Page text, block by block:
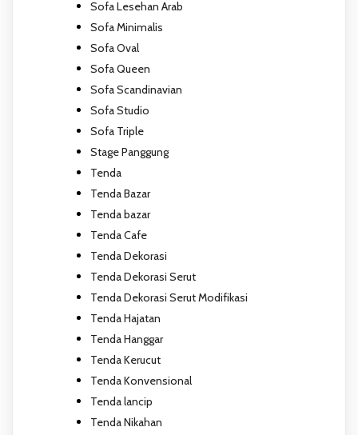
Sofa Lesehan Arab
Sofa Minimalis
Sofa Oval
Sofa Queen
Sofa Scandinavian
Sofa Studio
Sofa Triple
Stage Panggung
Tenda
Tenda Bazar
Tenda bazar
Tenda Cafe
Tenda Dekorasi
Tenda Dekorasi Serut
Tenda Dekorasi Serut Modifikasi
Tenda Hajatan
Tenda Hanggar
Tenda Kerucut
Tenda Konvensional
Tenda lancip
Tenda Nikahan